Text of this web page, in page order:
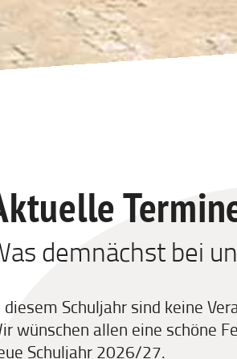
demnächst bei
diesem Schuljahr sind keine
wünschen allen eine schöne
Schuljahr 2026/27.